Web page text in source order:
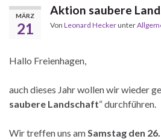
MÄRZ
21
Aktion saubere
Von Leonard Heckerunter
Hallo Freienhagen,
auch dieses Jahr wollen wir wieder
saubere Landschaft“ durchführen.
Wir treffen uns am Samstag den